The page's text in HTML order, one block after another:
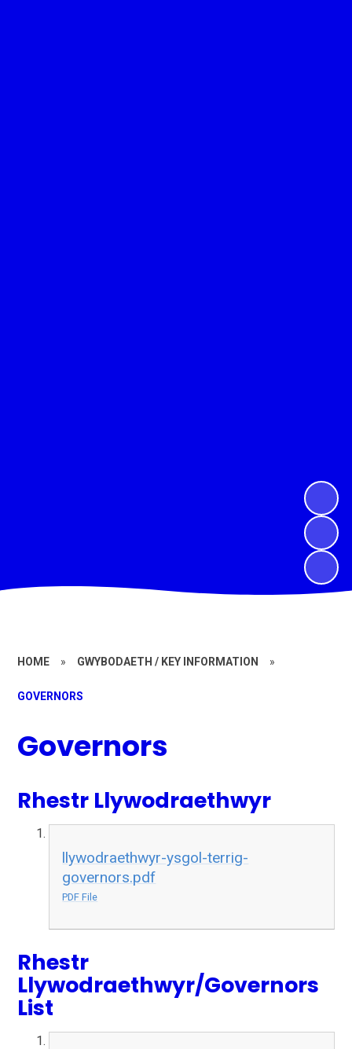
HOME » GWYBODAETH / KEY INFORMATION »
GOVERNORS
Governors
Rhestr Llywodraethwyr
llywodraethwyr-ysgol-terrig-
governors.pdf
PDF File
Rhestr
Llywodraethwyr/Governors
List